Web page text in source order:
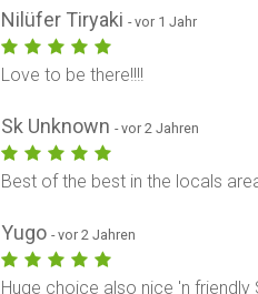
Nilüfer Tiryaki- vor 1 Jahr
Love to be there!!!!
Sk Unknown- vor 2 Jahren
Best of the best in the locals
Yugo- vor 2 Jahren
Huge choice also nice 'n